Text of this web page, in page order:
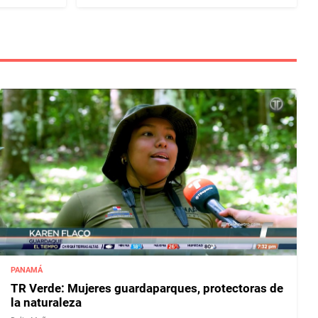
PANAMÁ
TR Verde: Mujeres guardaparques, protectoras de
la naturaleza